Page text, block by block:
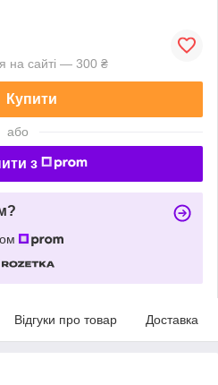
на сайті — 300 ₴
Купити
або
з
Відгуки про товар Доставка